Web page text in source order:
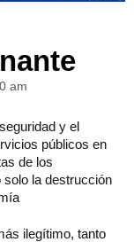
am
y el
públicos en
de los
la destrucción
ilegítimo, tanto